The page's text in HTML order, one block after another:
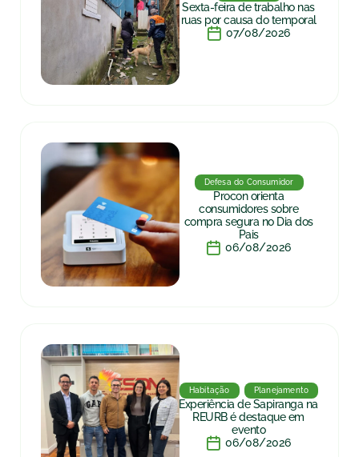
Sexta-feira de trabalho nas
ruas por causa do temporal
07/08/2026
Defesa do Consumidor
Procon orienta
consumidores sobre
compra segura no Dia dos
Pais
06/08/2026
Habitação Planejamento
Experiência de Sapiranga na
REURB é destaque em
evento
06/08/2026